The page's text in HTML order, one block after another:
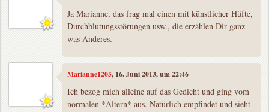
Ja Marianne, das frag mal einen mit künstlicher Hüfte,
Durchblutungsstörungen usw., die erzählen Dir ganz
was Anderes.
Marianne1205, 16. Juni 2013, um 22:46
Ich bezog mich alleine auf das Gedicht und ging vom
normalen *Altern* aus. Natürlich empfindet und sieht